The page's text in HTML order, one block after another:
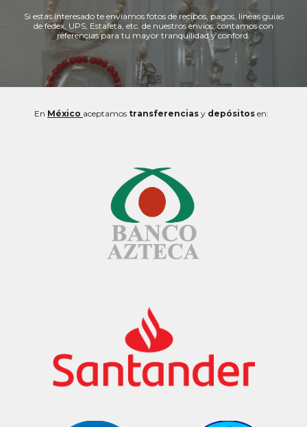
Si estas interesado te enviamos fotos de recibos, pagos, lineas guias
de fedex, UPS, Estafeta, etc. de nuestros envios; contamos con
referencias para tu mayor tranquilidad y conford.
En México aceptamos transferencias y depósitos en: